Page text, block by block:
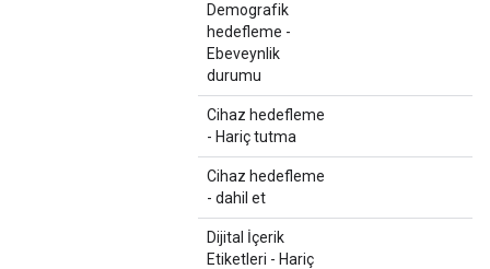
Demografik
hedefleme -
Ebeveynlik
durumu
Cihaz hedefleme
- Hariç tutma
Cihaz hedefleme
- dahil et
Dijital İçerik
Etiketleri - Hariç